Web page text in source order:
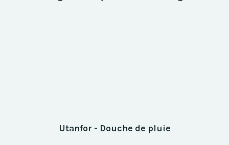
Utanfor - Douche de pluie